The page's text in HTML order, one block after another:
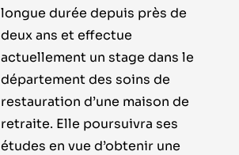
longue durée depuis près de
deux ans et effectue
actuellement un stage dans le
département des soins de
restauration d’une maison de
retraite. Elle poursuivra ses
études en vue d’obtenir une